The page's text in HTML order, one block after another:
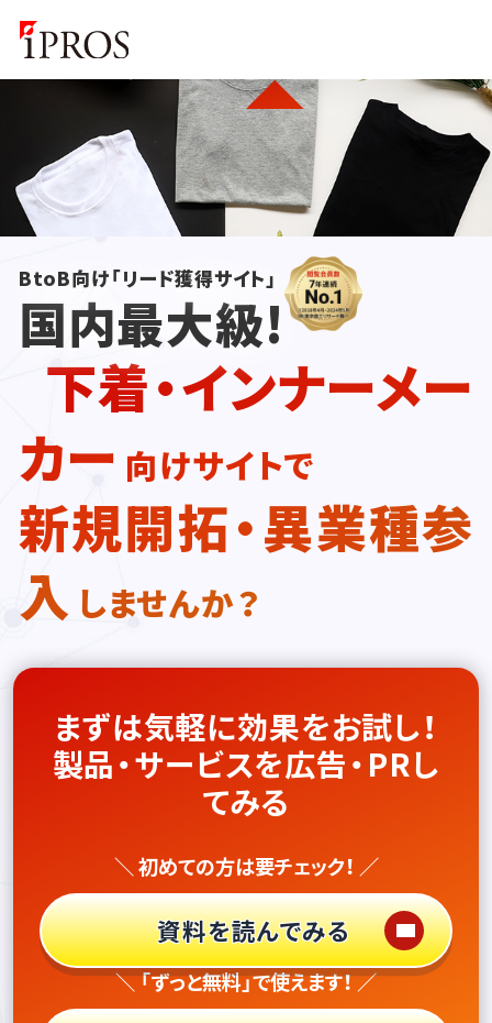
BtoB向け「リード獲得サイト」
国内最大級!
下着・インナーメー
カー 向けサイトで
新規開拓・異業種参
入 しませんか？
まずは気軽に効果をお試し！
製品・サービスを広告・PRし
てみる
＼ 初めての方は要チェック！ ／
資料を読んでみる
＼ 「ずっと無料」で使えます！ ／